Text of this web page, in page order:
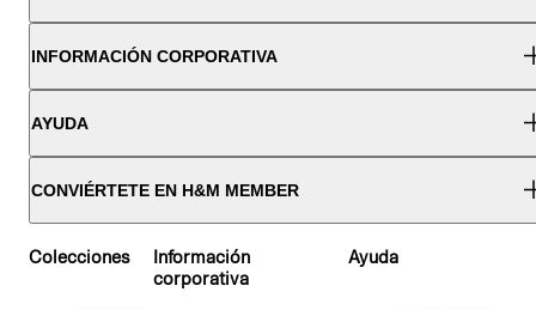
INFORMACIÓN CORPORATIVA
AYUDA
CONVIÉRTETE EN H&M MEMBER
Colecciones
Información
corporativa
Ayuda